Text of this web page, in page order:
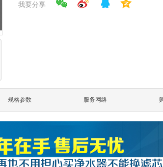
我要分享
规格参数 服务网络